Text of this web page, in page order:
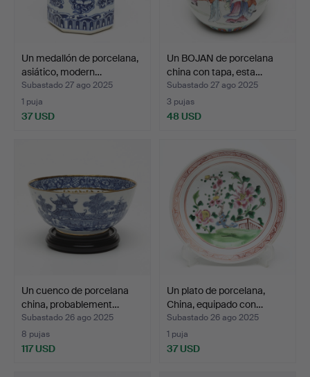
Un medallón de porcelana,
asiático, modern…
Subastado 27 ago 2025
1 puja
37 USD
Un BOJAN de porcelana
china con tapa, esta…
Subastado 27 ago 2025
3 pujas
48 USD
Un cuenco de porcelana
china, probablement…
Subastado 26 ago 2025
8 pujas
117 USD
Un plato de porcelana,
China, equipado con…
Subastado 26 ago 2025
1 puja
37 USD